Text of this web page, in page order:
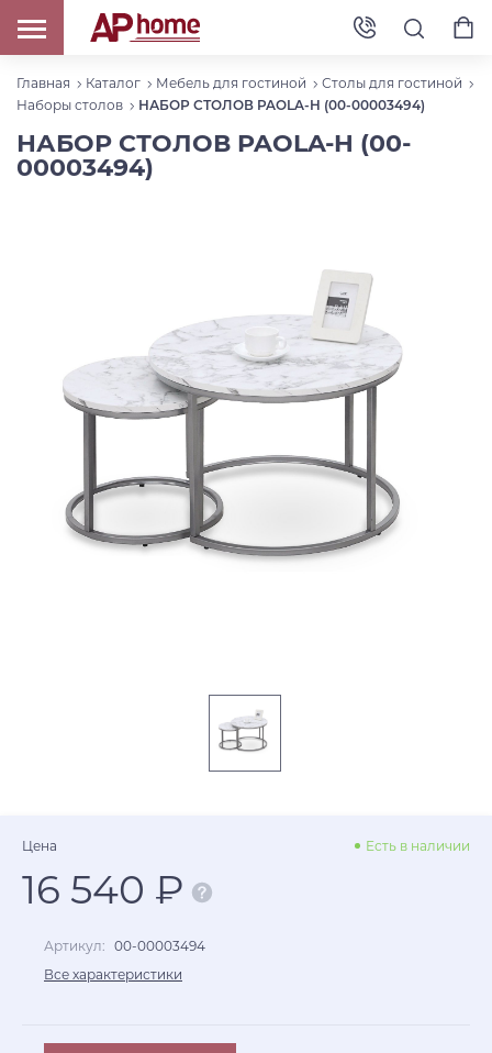
Главная Каталог Мебель для гостиной
Столы для гостиной
Наборы столов
НАБОР СТОЛОВ PAOLA-H (00-00003494)
НАБОР СТОЛОВ PAOLA-H (00-
00003494)
Цена Есть в наличии
16 540 ₽
Артикул: 00-00003494
Все характеристики